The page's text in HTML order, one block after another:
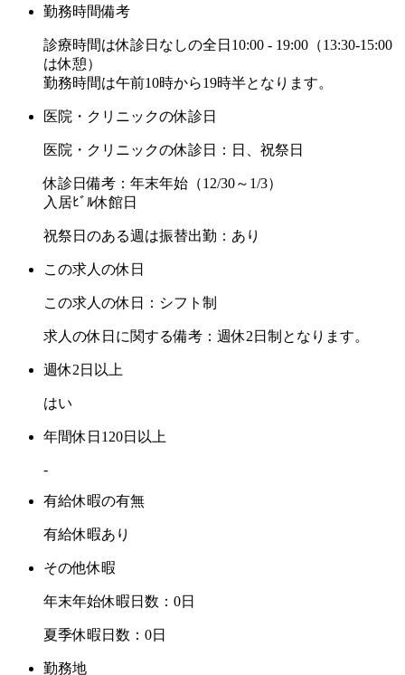
勤務時間備考
診療時間は休診日なしの全日10:00 - 19:00（13:30-15:00
は休憩）
勤務時間は午前10時から19時半となります。
医院・クリニックの休診日
医院・クリニックの休診日：日、祝祭日
休診日備考：年末年始（12/30～1/3）
入居ﾋﾞﾙ休館日
祝祭日のある週は振替出勤：あり
この求人の休日
この求人の休日：シフト制
求人の休日に関する備考：週休2日制となります。
週休2日以上
はい
年間休日120日以上
-
有給休暇の有無
有給休暇あり
その他休暇
年末年始休暇日数：0日
夏季休暇日数：0日
勤務地